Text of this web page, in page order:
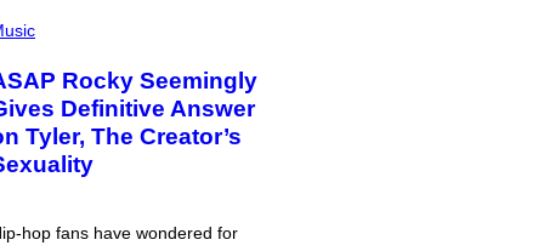
Rocky Seemingly
Definitive Answer
Tyler, The Creator’s
hop fans have wondered for